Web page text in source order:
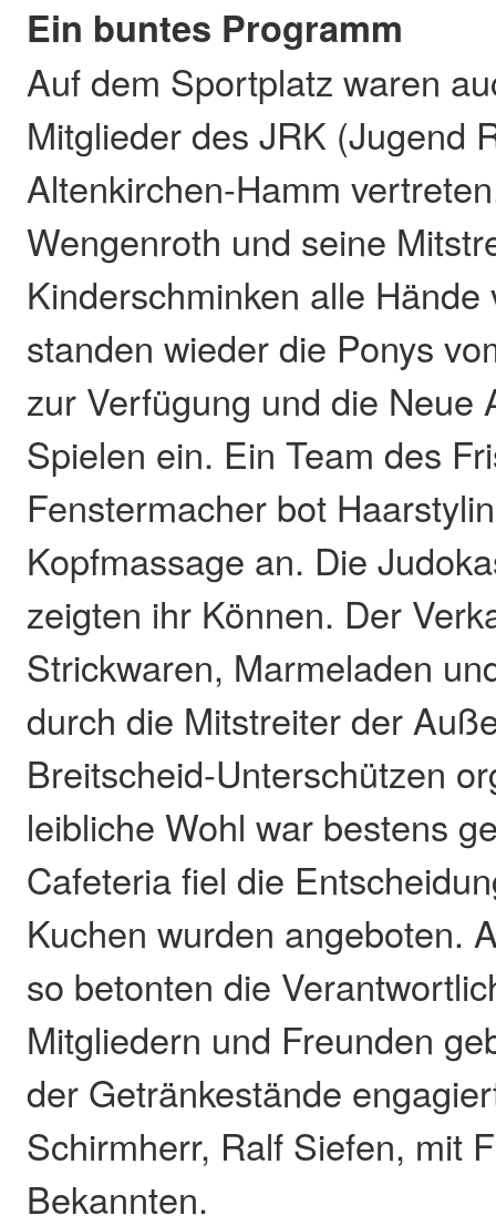
Ein buntes Programm
Auf dem Sportplatz waren
Mitglieder des JRK (Jugend
Altenkirchen-Hamm
Wengenroth und seine
Kinderschminken alle
standen wieder die Ponys
zur Verfügung und die Neue
Spielen ein. Ein Team des
Fenstermacher bot
Kopfmassage an. Die
zeigten ihr Können. Der
Strickwaren, Marmeladen
durch die Mitstreiter der
Breitscheid-Unterschützen
leibliche Wohl war bestens
Cafeteria fiel die
Kuchen wurden angeboten.
so betonten die
Mitgliedern und Freunden
der Getränkestände
Schirmherr, Ralf Siefen, mit
Bekannten.